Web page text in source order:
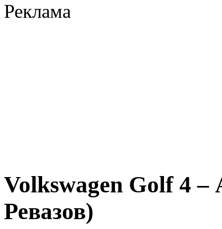
Реклама
Volkswagen Golf 4
Ревазов)